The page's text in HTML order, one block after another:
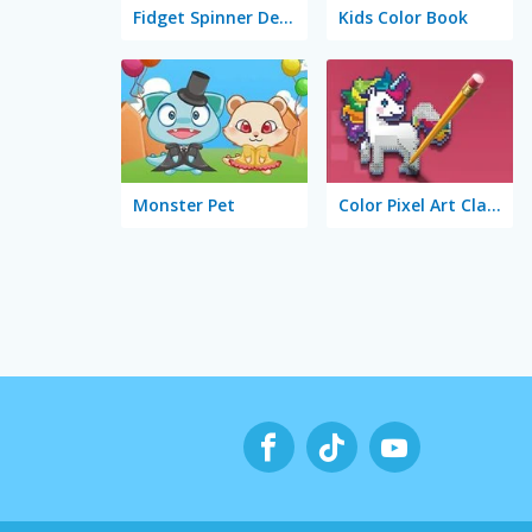
Fidget Spinner Designer Kids Color Book
Monster Pet Color Pixel Art Classic